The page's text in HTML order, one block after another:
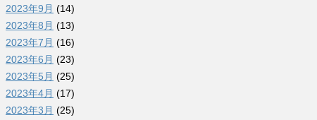
2023年9月 (14)
2023年8月 (13)
2023年7月 (16)
2023年6月 (23)
2023年5月 (25)
2023年4月 (17)
2023年3月 (25)